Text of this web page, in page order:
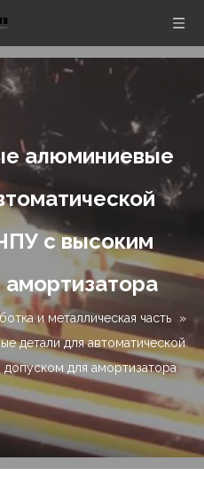
алюминиевые
с высоким
и металлическая часть
»
детали для автоматической
для амортизатора